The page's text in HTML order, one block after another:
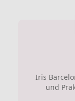
Iris
und